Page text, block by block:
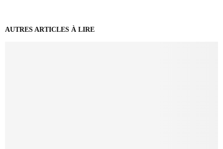
AUTRES ARTICLES À LIRE